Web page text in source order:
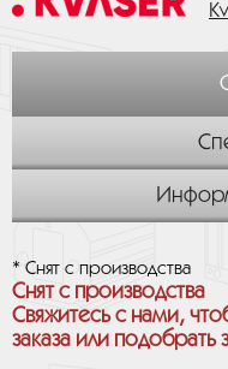
* Снят с производства
Снят с производства
Свяжитесь с нами,
заказа или подобрать